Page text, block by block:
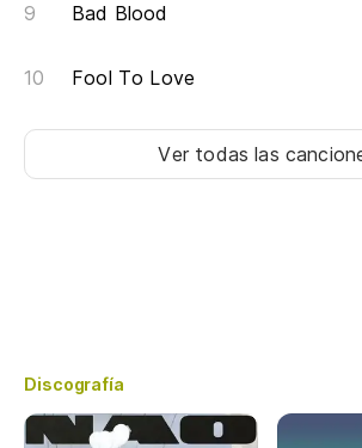
Bad Blood
Fool To Love
Ver todas las
Discografía